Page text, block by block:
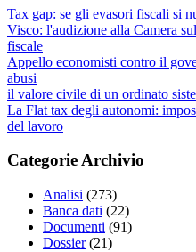
Tax gap: se gli evasori fiscali si
Visco: l'audizione alla Camera
fiscale
Appello economisti contro il
abusi
il valore civile di un ordinato
La Flat tax degli autonomi:
del lavoro
Categorie Archivio
Analisi (273)
Banca dati (22)
Documenti (91)
Dossier (21)